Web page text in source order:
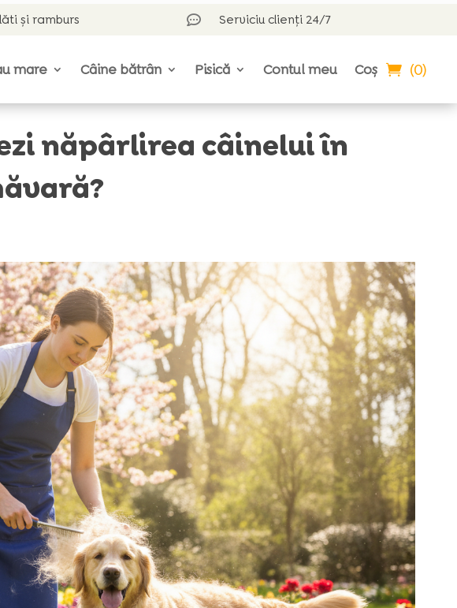
și ramburs  Serviciu clienți 24/7
mare Câine bătrân Pisică Contul meu Coș (0)
năpârlirea câinelui în